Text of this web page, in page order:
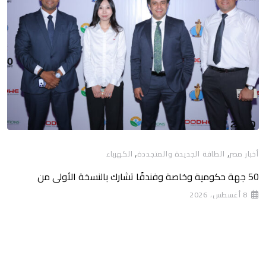
أخبار مصر, الطاقة الجديدة والمتجددة, الكهرباء
50 جهة حكومية وخاصة وفندقًا تشارك بالنسخة الأولى من
8 أغسطس، 2026